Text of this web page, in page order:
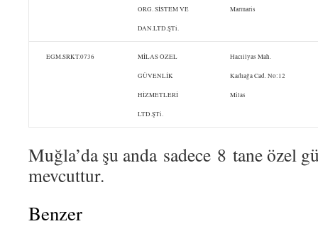
ORG. SİSTEM VE
DAN.LTD.ŞTi.
Marmaris
EGM.SRKT.0736 MİLAS ÖZEL
GÜVENLİK
HİZMETLERİ
LTD.ŞTi.
Hacıilyas Mah.
Kadıağa Cad. No:12
Milas
Muğla’da şu anda sadece 8 tane özel
mevcuttur.
Benzer